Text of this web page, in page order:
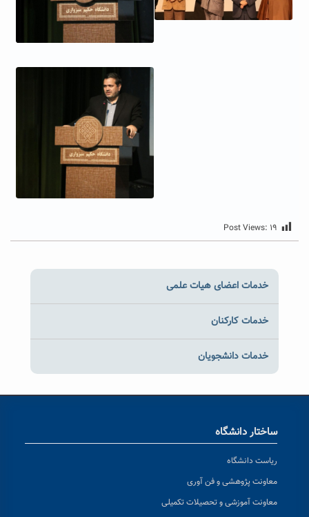
Post Views: ۱۹
خدمات اعضای هیات علمی
خدمات کارکنان
خدمات دانشجویان
ساختار دانشگاه
ریاست دانشگاه
معاونت پژوهشی و فن آوری
معاونت آموزشی و تحصیلات تکمیلی